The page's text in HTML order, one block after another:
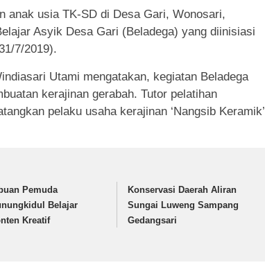
anak usia TK-SD di Desa Gari, Wonosari,
Asyik Desa Gari (Beladega) yang diinisiasi
7/2019).
Utami mengatakan, kegiatan Beladega
kerajinan gerabah. Tutor pelatihan
pelaku usaha kerajinan ‘Nangsib Keramik’
Pemuda
Belajar
Kreatif
Konservasi Daerah Aliran
Sungai Luweng Sampang
Gedangsari